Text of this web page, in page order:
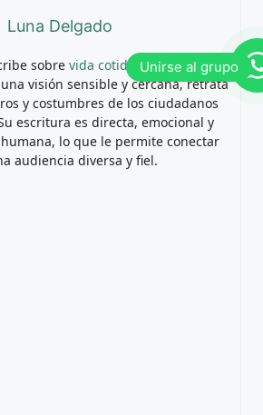
Luna Delgado
sobre vida cotidiana, sociedad y
visión sensible y cercana, retrata
y costumbres de los ciudadanos
escritura es directa, emocional y
lo que le permite conectar
audiencia diversa y fiel.